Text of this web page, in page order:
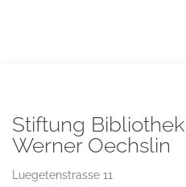
Stiftung Bibliothek
Werner Oechslin
Luegetenstrasse 11